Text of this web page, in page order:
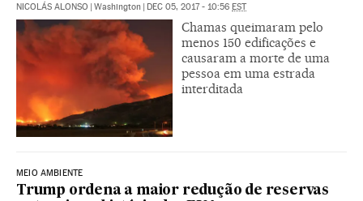
NICOLÁS ALONSO | Washington | DEC 05, 2017 - 10:56 EST
Chamas queimaram pelo
menos 150 edificações e
causaram a morte de uma
pessoa em uma estrada
interditada
MEIO AMBIENTE
Trump ordena a maior redução de reservas